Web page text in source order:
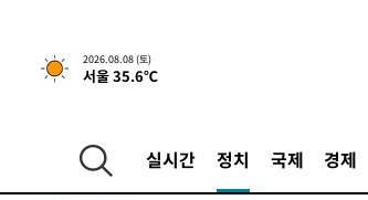
2026.08.08 (토)
서울 35.6℃
실시간 정치 국제 경제
3시간 전 >[속보]뉴욕증시 상승 마감…S&P 0.6%
틀레티코 이적"
-31634초 전 >
수도권 40도 육박 '펄펄'…동해안 일
-30603초 전 >